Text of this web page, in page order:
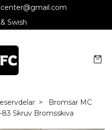
Swish
Bromsar MC
83 Skruv Bromsskiva